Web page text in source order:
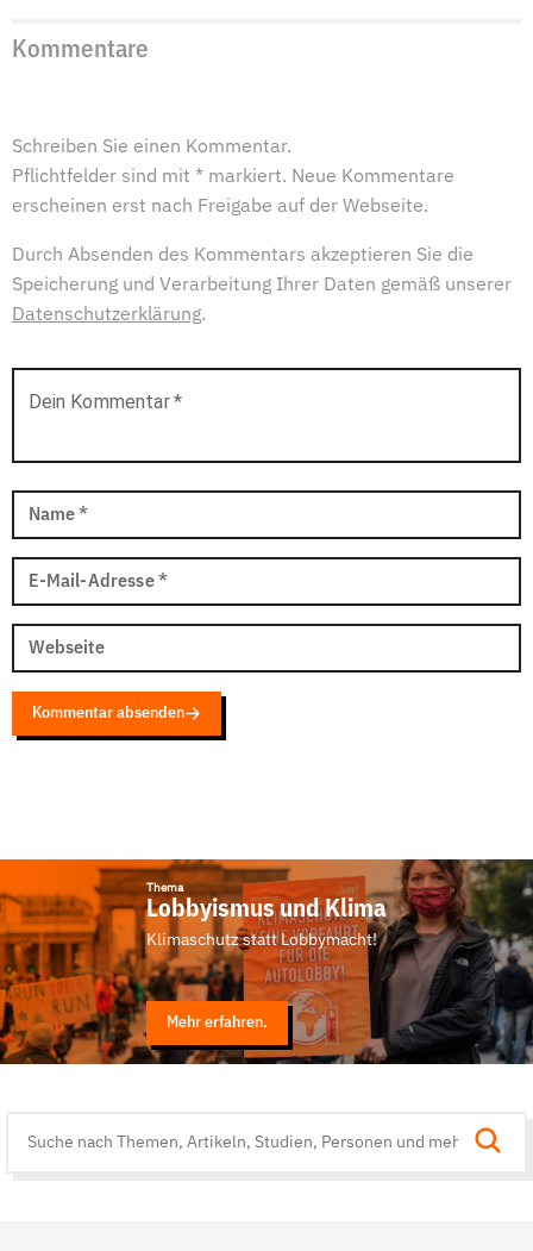
Kommentare
Schreiben Sie einen Kommentar.
Pflichtfelder sind mit * markiert. Neue Kommentare
erscheinen erst nach Freigabe auf der Webseite.
Durch Absenden des Kommentars akzeptieren Sie die
Speicherung und Verarbeitung Ihrer Daten gemäß unserer
Datenschutzerklärung.
Dein Kommentar*
Name *
E-Mail-Adresse *
Webseite
Kommentar absenden
Thema
Lobbyismus und Klima
Klimaschutz statt Lobbymacht!
Mehr erfahren.